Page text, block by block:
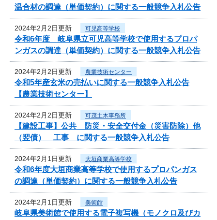
温合材の調達（単価契約）に関する一般競争入札公告
2024年2月2日更新 可児高等学校
令和6年度 岐阜県立可児高等学校で使用するプロパ
ンガスの調達（単価契約）に関する一般競争入札公告
2024年2月2日更新 農業技術センター
令和5年産玄米の売払いに関する一般競争入札公告
【農業技術センター】
2024年2月2日更新 可茂土木事務所
【建設工事】公共 防災・安全交付金（災害防除）他
（翌債） 工事 に関する一般競争入札公告
2024年2月1日更新 大垣商業高等学校
令和6年度大垣商業高等学校で使用するプロパンガス
の調達（単価契約）に関する一般競争入札公告
2024年2月1日更新 美術館
岐阜県美術館で使用する電子複写機（モノクロ及びカ